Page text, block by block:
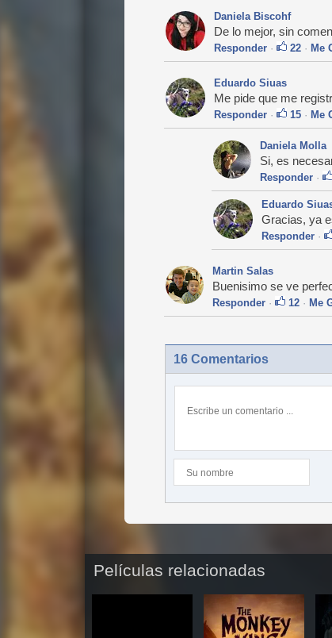
Daniela Biscohf
De lo mejor, sin
Responder· 22· Me
Eduardo Siuas
Me pide que me
Responder· 15· Me
Daniela Molla
Si, es
Responder·
Eduardo
Gracias, ya
Responder·
Martin Salas
Buenisimo se ve
Responder· 12· Me
16 Comentarios
Películas relacionadas